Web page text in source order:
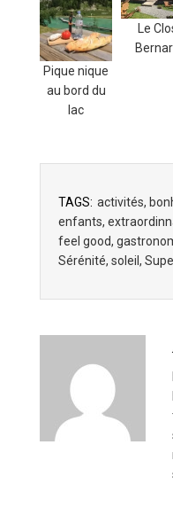
Pique nique
au bord du
lac
Le
TAGS: activités,
enfants,
feel good,
Sérénité, soleil ,